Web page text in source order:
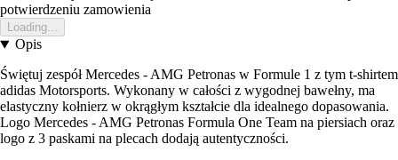
potwierdzeniu zamowienia
Loading...
Opis
Świętuj zespół Mercedes - AMG Petronas w Formule 1 z tym t-shirtem
adidas Motorsports. Wykonany w całości z wygodnej bawełny, ma
elastyczny kołnierz w okrągłym kształcie dla idealnego dopasowania.
Logo Mercedes - AMG Petronas Formula One Team na piersiach oraz
logo z 3 paskami na plecach dodają autentyczności.